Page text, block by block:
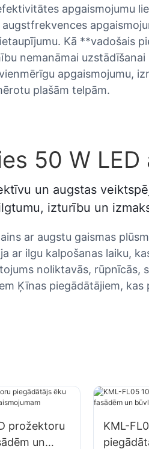
apgaismojumu
augstfrekvences
Kā **vadošais
nemanāmai
apgaismojumu,
plašām telpām.
50 W
un augstas
izturību un
ar augstu gaismas
ar ilgu kalpošanas laiku,
noliktavās,
Ķīnas piegādātājiem,
prožektoru
un
KML-